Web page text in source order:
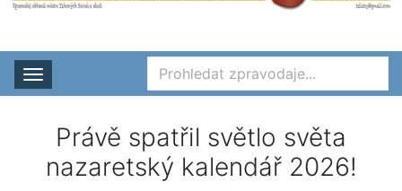
Rozbalit nabídku
Právě spatřil světlo světa
nazaretský kalendář 2026!